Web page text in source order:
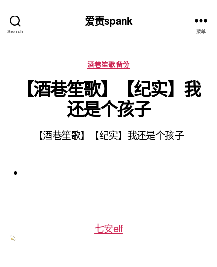
Search
爱责spank
菜单
分
类
酒巷笙歌备份
【酒巷笙歌】【纪实】我
还是个孩子
【酒巷笙歌】【纪实】我还是个孩子
七安elf